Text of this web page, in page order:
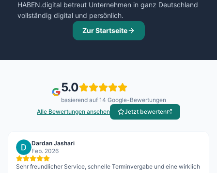
HABEN.digital betreut Unternehmen in ganz Deutschland
vollständig digital und persönlich.
Zur Startseite
5.0
basierend auf 14 Google-Bewertungen
Alle Bewertungen ansehen
Jetzt bewerten
Dardan Jashari
Feb. 2026
Sehr freundlicher Service, schnelle Terminvergabe und eine wirklich